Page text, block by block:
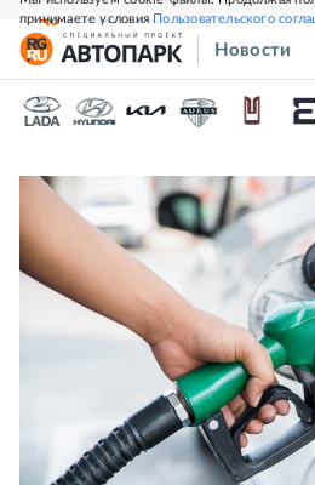
принимаете условияПользовательского
СВЕЖИЙ НОМЕР
Новости
TOPLIVO